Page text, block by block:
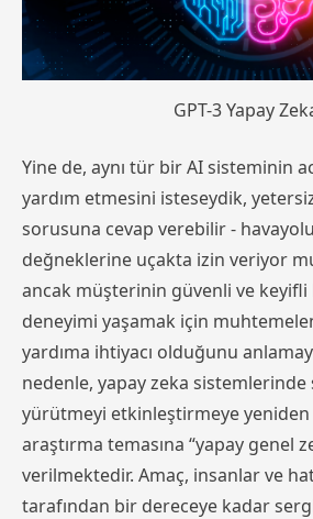
GPT-3 Yapay
Yine de, aynı tür bir AI sisteminin
yardım etmesini isteseydik,
sorusuna cevap verebilir -
değneklerine uçakta izin veriyor
ancak müşterinin güvenli ve keyifli
deneyimi yaşamak için
yardıma ihtiyacı olduğunu
nedenle, yapay zeka sistemlerinde
yürütmeyi etkinleştirmeye yeniden
araştırma temasına “yapay genel
verilmektedir. Amaç, insanlar ve
tarafından bir dereceye kadar